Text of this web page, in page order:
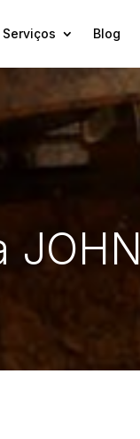
Serviços Blog
JOHN